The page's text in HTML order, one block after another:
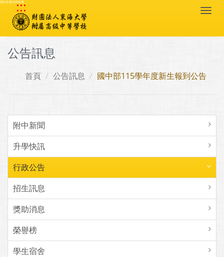
跳到主要內容區塊
:::
公告訊息
首頁 公告訊息 國中部115學年度新生報到公告
附中新聞
升學快訊
行政公告
招生訊息
獎助消息
榮譽榜
學生宿舍